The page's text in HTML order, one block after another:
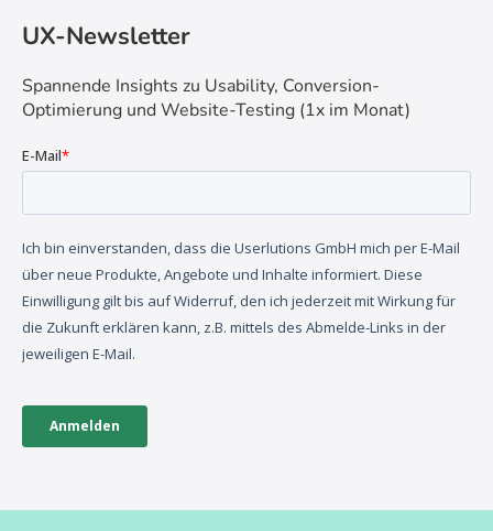
UX-Newsletter
Spannende Insights zu Usability, Conversion-
Optimierung und Website-Testing (1x im Monat)